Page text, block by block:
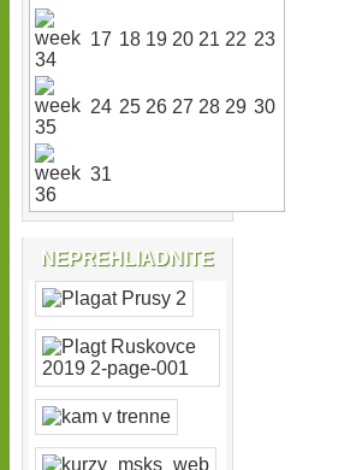
17 18 19 20 21 22 23
24 25 26 27 28 29 30
31
NEPREHLIADNITE